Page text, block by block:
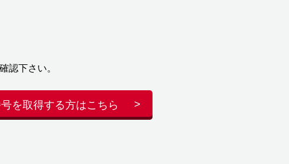
認下さい。
を取得する方はこちら